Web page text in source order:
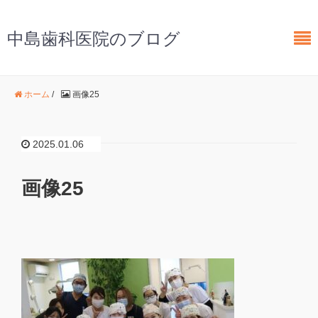
中島歯科医院のブログ
ホーム / 画像25
2025.01.06
画像25